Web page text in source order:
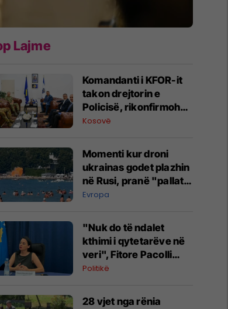
Lajme
Komandanti i KFOR-it
takon drejtorin e
Policisë, rikonfirmohet
partneriteti për
Kosovë
Momenti kur droni
ukrainas godet plazhin
në Rusi, pranë "pallatit
të Putinit"
Evropa
"Nuk do të ndalet
kthimi i qytetarëve në
veri", Fitore Pacolli
dënon sulmin ndaj
Zveçan
Politikë
28 vjet nga rënia